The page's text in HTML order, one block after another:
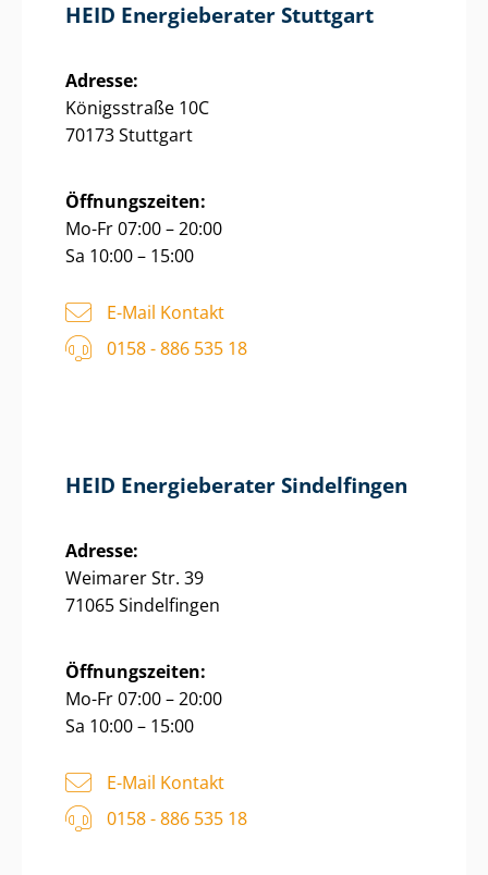
HEID Energieberater Stuttgart
Adresse:
Königsstraße 10C
70173 Stuttgart
Öffnungszeiten:
Mo-Fr 07:00 – 20:00
Sa 10:00 – 15:00
E-Mail Kontakt
0158 - 886 535 18
HEID Energieberater Sindelfingen
Adresse:
Weimarer Str. 39
71065 Sindelfingen
Öffnungszeiten:
Mo-Fr 07:00 – 20:00
Sa 10:00 – 15:00
E-Mail Kontakt
0158 - 886 535 18